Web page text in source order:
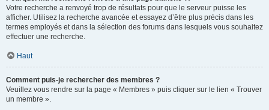
Votre recherche a renvoyé trop de résultats pour que le serveur puisse les
afficher. Utilisez la recherche avancée et essayez d’être plus précis dans les
termes employés et dans la sélection des forums dans lesquels vous souhaitez
effectuer une recherche.
Haut
Comment puis-je rechercher des membres ?
Veuillez vous rendre sur la page « Membres » puis cliquer sur le lien « Trouver
un membre ».